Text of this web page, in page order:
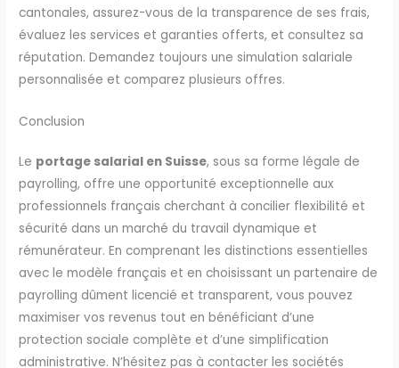
cantonales, assurez-vous de la transparence de ses frais,
évaluez les services et garanties offerts, et consultez sa
réputation. Demandez toujours une simulation salariale
personnalisée et comparez plusieurs offres.
Conclusion
Le portage salarial en Suisse, sous sa forme légale de
payrolling, offre une opportunité exceptionnelle aux
professionnels français cherchant à concilier flexibilité et
sécurité dans un marché du travail dynamique et
rémunérateur. En comprenant les distinctions essentielles
avec le modèle français et en choisissant un partenaire de
payrolling dûment licencié et transparent, vous pouvez
maximiser vos revenus tout en bénéficiant d’une
protection sociale complète et d’une simplification
administrative. N’hésitez pas à contacter les sociétés